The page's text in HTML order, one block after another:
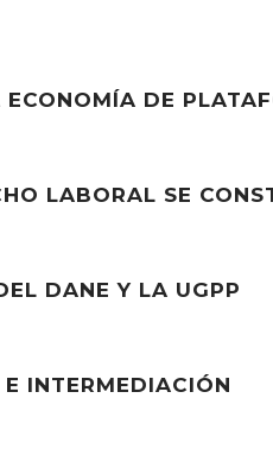
DE
LABORAL SE
DANE Y LA UGPP
INTERMEDIACIÓN